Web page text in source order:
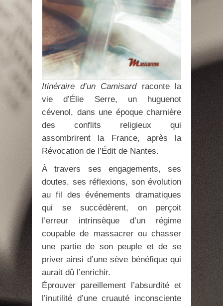
Itinéraire d’un Camisardraconte la
vie d’Élie Serre, un huguenot
cévenol, dans une époque charnière
des conflits religieux qui
assombrirent la France, après la
Révocation de l’Édit de Nantes.
À travers ses engagements, ses
doutes, ses réflexions, son évolution
au fil des événements dramatiques
qui se succédèrent, on perçoit
l’erreur intrinsèque d’un régime
coupable de massacrer ou chasser
une partie de son peuple et de se
priver ainsi d’une sève bénéfique qui
aurait dû l’enrichir.
Éprouver pareillement l’absurdité et
l’inutilité d’une cruauté inconsciente